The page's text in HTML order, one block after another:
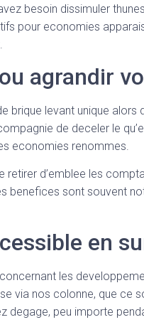
besoin dissimuler
pour economies
agrandir
brique levant unique
de deceler le
economies renommes.
d’emblee les
sont souvent
en
les
via nos colonne, que ce
degage, peu importe